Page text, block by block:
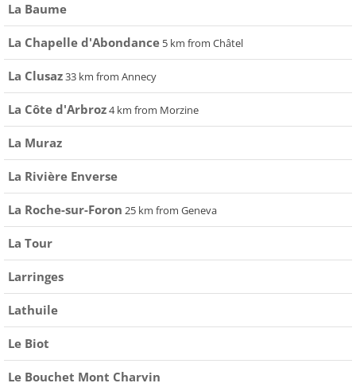
La Baume
La Chapelle d'Abondance 5 km from Châtel
La Clusaz33 km from Annecy
La Côte d'Arbroz4 km from Morzine
La Muraz
La Rivière Enverse
La Roche-sur-Foron 25 km from Geneva
La Tour
Larringes
Lathuile
Le Biot
Le Bouchet Mont Charvin